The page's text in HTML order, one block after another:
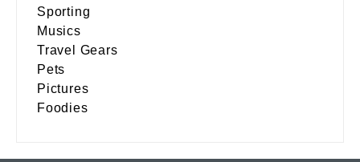
Sporting
Musics
Travel Gears
Pets
Pictures
Foodies